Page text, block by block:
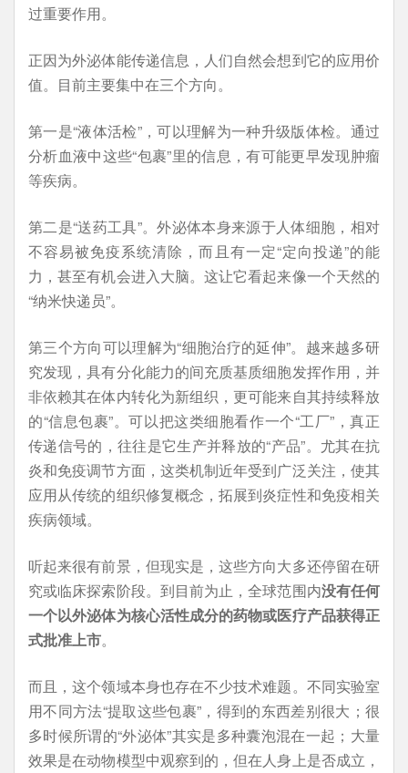
过重要作用。
正因为外泌体能传递信息，人们自然会想到它的应用价
值。目前主要集中在三个方向。
第一是“液体活检”，可以理解为一种升级版体检。通过
分析血液中这些“包裹”里的信息，有可能更早发现肿瘤
等疾病。
第二是“送药工具”。外泌体本身来源于人体细胞，相对
不容易被免疫系统清除，而且有一定“定向投递”的能
力，甚至有机会进入大脑。这让它看起来像一个天然的
“纳米快递员”。
第三个方向可以理解为“细胞治疗的延伸”。越来越多研
究发现，具有分化能力的间充质基质细胞发挥作用，并
非依赖其在体内转化为新组织，更可能来自其持续释放
的“信息包裹”。可以把这类细胞看作一个“工厂”，真正
传递信号的，往往是它生产并释放的“产品”。尤其在抗
炎和免疫调节方面，这类机制近年受到广泛关注，使其
应用从传统的组织修复概念，拓展到炎症性和免疫相关
疾病领域。
听起来很有前景，但现实是，这些方向大多还停留在研
究或临床探索阶段。到目前为止，全球范围内没有任何
一个以外泌体为核心活性成分的药物或医疗产品获得正
式批准上市。
而且，这个领域本身也存在不少技术难题。不同实验室
用不同方法“提取这些包裹”，得到的东西差别很大；很
多时候所谓的“外泌体”其实是多种囊泡混在一起；大量
效果是在动物模型中观察到的，但在人身上是否成立，